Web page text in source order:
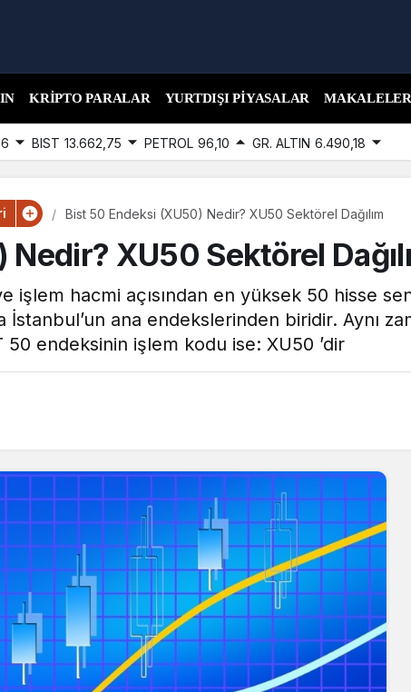
KRIPTO PARALAR YURTDIŞI PIYASALAR MAKALELER
BIST 13.662,75 PETROL 96,10 GR. ALTIN 6.490,18
Bist 50 Endeksi (XU50) Nedir? XU50 Sektörel Dağılım
XU50 Sektörel
işlem hacmi açısından en yüksek 50 hisse
ana endekslerinden biridir. Aynı
endeksinin işlem kodu ise: XU50 ’dir